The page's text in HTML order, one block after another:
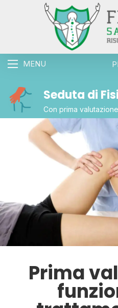
Seduta di
Con prima
Prima
MENU